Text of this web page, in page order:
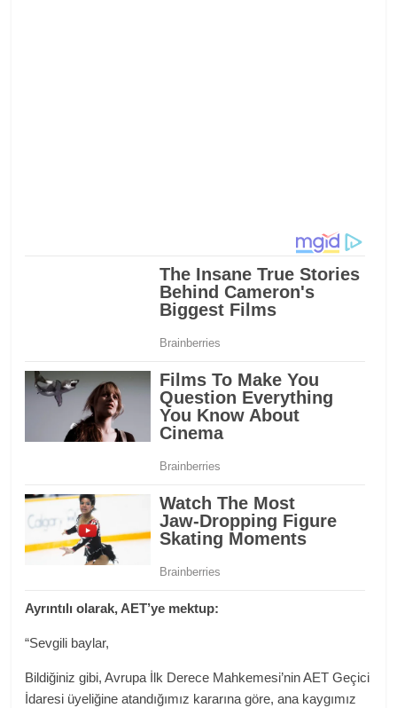
Ayrıntılı olarak, AET’ye mektup:
“Sevgili baylar,
Bildiğiniz gibi, Avrupa İlk Derece Mahkemesi’nin AET Geçici
İdaresi üyeliğine atandığımız kararına göre, ana kaygımız